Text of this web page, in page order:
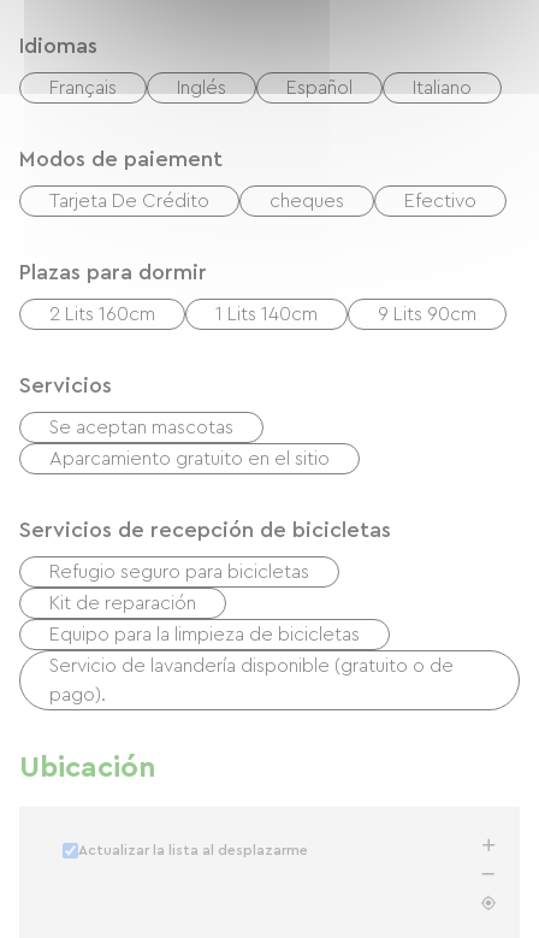
Idiomas
Français Inglés Español Italiano
Modos de paiement
Tarjeta De Crédito cheques Efectivo
Plazas para dormir
2 Lits 160cm 1 Lits 140cm 9 Lits 90cm
Servicios
Se aceptan mascotas
Aparcamiento gratuito en el sitio
Servicios de recepción de bicicletas
Refugio seguro para bicicletas
Kit de reparación
Equipo para la limpieza de bicicletas
Servicio de lavandería disponible (gratuito o de
pago).
Ubicación
Actualizar la lista al desplazarme